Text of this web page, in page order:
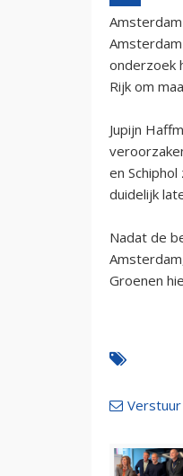
onderzoek
Rijk om
Jupijn
en
duidelijk
Nadat de
Groenen